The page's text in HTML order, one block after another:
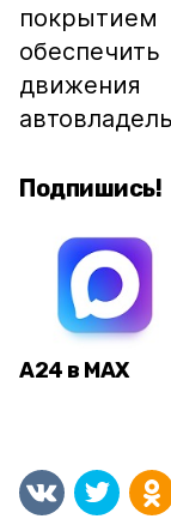
Подпишись!
А24 в MAX